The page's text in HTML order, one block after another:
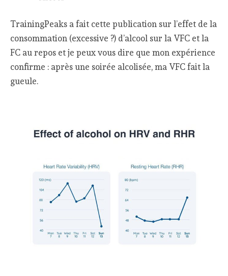
TrainingPeaks a fait cette publication sur l’effet de la
consommation (excessive ?) d’alcool sur la VFC et la
FC au repos et je peux vous dire que mon expérience
confirme : après une soirée alcolisée, ma VFC fait la
gueule.